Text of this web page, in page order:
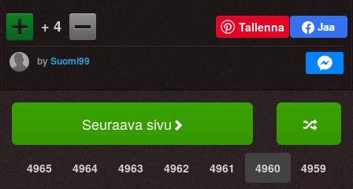
+ 4 Tallenna
bySuomi99
Seuraava sivu
4965 4964 4963 4962 4961 4960
4959